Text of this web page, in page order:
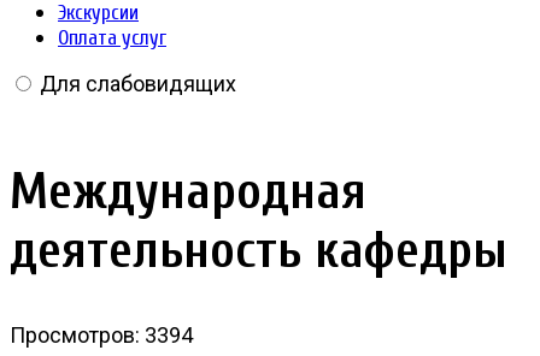
Экскурсии
Оплата услуг
Для слабовидящих
Международная
деятельность кафедры
Просмотров: 3394